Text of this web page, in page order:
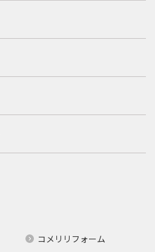
コメリリフォーム